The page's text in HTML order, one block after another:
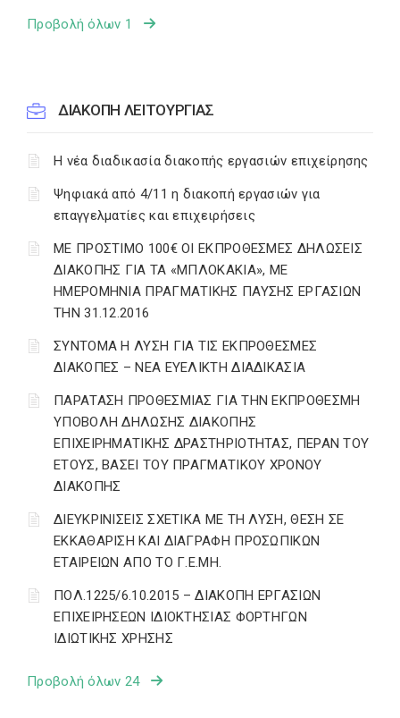
Προβολή όλων 1
ΔΙΑΚΟΠΗ ΛΕΙΤΟΥΡΓΙΑΣ
Η νέα διαδικασία διακοπής εργασιών επιχείρησης
Ψηφιακά από 4/11 η διακοπή εργασιών για
επαγγελματίες και επιχειρήσεις
ΜΕ ΠΡΟΣΤΙΜΟ 100€ ΟΙ ΕΚΠΡΟΘΕΣΜΕΣ ΔΗΛΩΣΕΙΣ
ΔΙΑΚΟΠΗΣ ΓΙΑ ΤΑ «ΜΠΛΟΚΑΚΙΑ», ΜΕ
ΗΜΕΡΟΜΗΝΙΑ ΠΡΑΓΜΑΤΙΚΗΣ ΠΑΥΣΗΣ ΕΡΓΑΣΙΩΝ
ΤΗΝ 31.12.2016
ΣΥΝΤΟΜΑ Η ΛΥΣΗ ΓΙΑ ΤΙΣ ΕΚΠΡΟΘΕΣΜΕΣ
ΔΙΑΚΟΠΕΣ – ΝΕΑ ΕΥΕΛΙΚΤΗ ΔΙΑΔΙΚΑΣΙΑ
ΠΑΡΑΤΑΣΗ ΠΡΟΘΕΣΜΙΑΣ ΓΙΑ ΤΗΝ ΕΚΠΡΟΘΕΣΜΗ
ΥΠΟΒΟΛΗ ΔΗΛΩΣΗΣ ΔΙΑΚΟΠΗΣ
ΕΠΙΧΕΙΡΗΜΑΤΙΚΗΣ ΔΡΑΣΤΗΡΙΟΤΗΤΑΣ, ΠΕΡΑΝ ΤΟΥ
ΕΤΟΥΣ, ΒΑΣΕΙ ΤΟΥ ΠΡΑΓΜΑΤΙΚΟΥ ΧΡΟΝΟΥ
ΔΙΑΚΟΠΗΣ
ΔΙΕΥΚΡΙΝΙΣΕΙΣ ΣΧΕΤΙΚΑ ΜΕ ΤΗ ΛΥΣΗ, ΘΕΣΗ ΣΕ
ΕΚΚΑΘΑΡΙΣΗ ΚΑΙ ΔΙΑΓΡΑΦΗ ΠΡΟΣΩΠΙΚΩΝ
ΕΤΑΙΡΕΙΩΝ ΑΠΟ ΤΟ Γ.Ε.ΜΗ.
ΠΟΛ.1225/6.10.2015 – ΔΙΑΚΟΠΗ ΕΡΓΑΣΙΩΝ
ΕΠΙΧΕΙΡΗΣΕΩΝ ΙΔΙΟΚΤΗΣΙΑΣ ΦΟΡΤΗΓΩΝ
ΙΔΙΩΤΙΚΗΣ ΧΡΗΣΗΣ
Προβολή όλων 24